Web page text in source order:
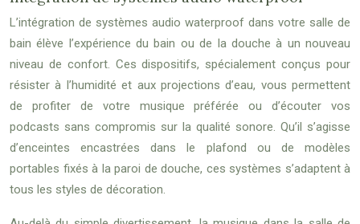
L’intégration de systèmes audio waterproof dans votre salle de
bain élève l’expérience du bain ou de la douche à un nouveau
niveau de confort. Ces dispositifs, spécialement conçus pour
résister à l’humidité et aux projections d’eau, vous permettent
de profiter de votre musique préférée ou d’écouter vos
podcasts sans compromis sur la qualité sonore. Qu’il s’agisse
d’enceintes encastrées dans le plafond ou de modèles
portables fixés à la paroi de douche, ces systèmes s’adaptent à
tous les styles de décoration.